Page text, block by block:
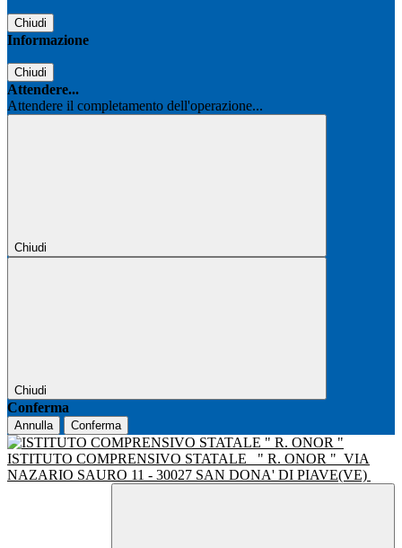
Chiudi
Informazione
Chiudi
Attendere...
Attendere il completamento dell'operazione...
Chiudi
Chiudi
Conferma
Annulla Conferma
ISTITUTO COMPRENSIVO STATALE " R. ONOR " VIA
NAZARIO SAURO 11 - 30027 SAN DONA' DI PIAVE(VE)